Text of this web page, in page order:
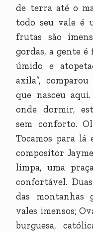
de terra até o
todo seu vale é
frutas são
gordas, a gente é
úmido e
axila”,
que nasceu
onde dormir,
sem conforto.
Tocamos para lá
compositor
limpa, uma
confortável.
das montanhas
vales imensos;
burguesa,